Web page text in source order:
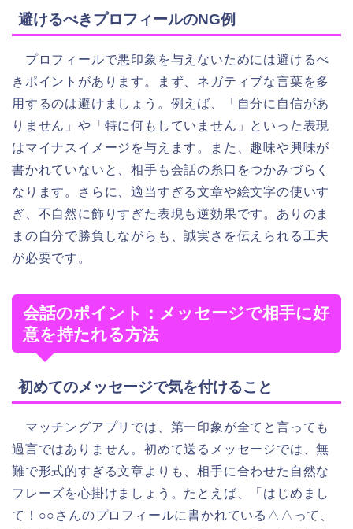
避けるべきプロフィールのNG例
プロフィールで悪印象を与えないためには避けるべ
きポイントがあります。まず、ネガティブな言葉を多
用するのは避けましょう。例えば、「自分に自信があ
りません」や「特に何もしていません」といった表現
はマイナスイメージを与えます。また、趣味や興味が
書かれていないと、相手も会話の糸口をつかみづらく
なります。さらに、適当すぎる文章や絵文字の使いす
ぎ、不自然に飾りすぎた表現も逆効果です。ありのま
まの自分で勝負しながらも、誠実さを伝えられる工夫
が必要です。
会話のポイント：メッセージで相手に好
意を持たれる方法
初めてのメッセージで気を付けること
マッチングアプリでは、第一印象が全てと言っても
過言ではありません。初めて送るメッセージでは、無
難で形式的すぎる文章よりも、相手に合わせた自然な
フレーズを心掛けましょう。たとえば、「はじめまし
て！○○さんのプロフィールに書かれている△△って、